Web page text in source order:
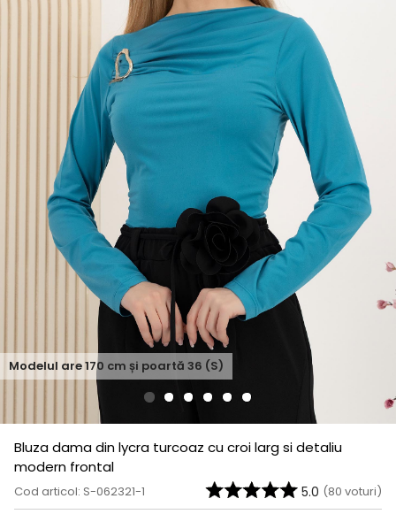
Modelul are170 cm și poartă 36 (S)
Bluza dama din lycra turcoaz cu croi larg si detaliu
modern frontal
Cod articol: S-062321-1 5.0 (80 voturi)